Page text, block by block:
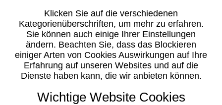
Klicken Sie auf die verschiedenen
Kategorienüberschriften, um mehr zu erfahren.
Sie können auch einige Ihrer Einstellungen
ändern. Beachten Sie, dass das Blockieren
einiger Arten von Cookies Auswirkungen auf Ihre
Erfahrung auf unseren Websites und auf die
Dienste haben kann, die wir anbieten können.
Wichtige Website Cookies